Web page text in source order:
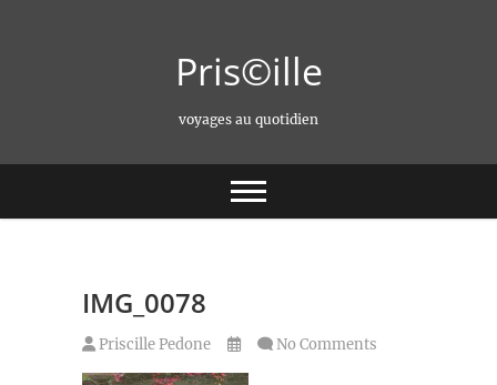
Pris©ille
voyages au quotidien
IMG_0078
Priscille Pedone No Comments